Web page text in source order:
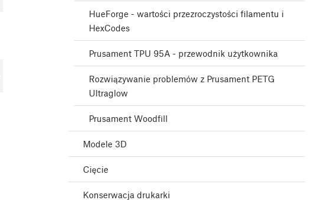
HueForge - wartości przezroczystości filamentu i
HexCodes
Prusament TPU 95A - przewodnik użytkownika
Rozwiązywanie problemów z Prusament PETG
Ultraglow
Prusament Woodfill
Modele 3D
Cięcie
Konserwacja drukarki